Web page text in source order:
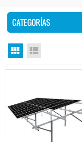
CATEGORÍAS
Vista en cuadrícula